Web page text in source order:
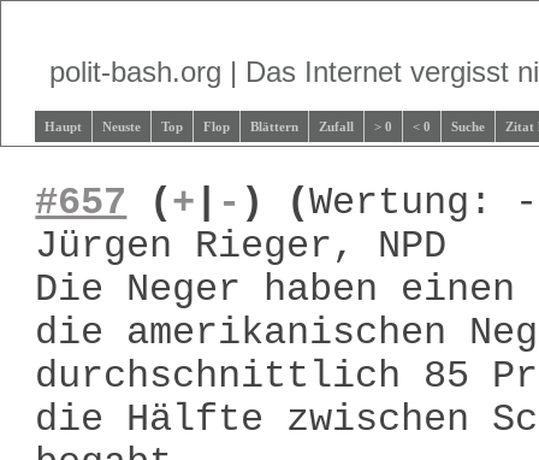
polit-bash.org | Das Internet vergisst
Haupt Neuste Top Flop Blättern Zufall > 0 < 0 Suche Zitat
#657 (+ - ) (Wertung: -
Jürgen Rieger, NPD
Die Neger haben
die amerikanischen
durchschnittlich 85
die Hälfte zwischen